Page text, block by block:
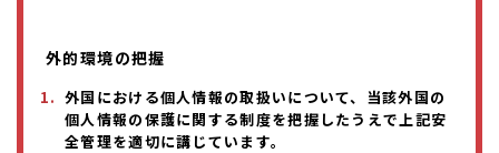
外的環境の把握
外国における個人情報の取扱いについて、当該外国の
個人情報の保護に関する制度を把握したうえで上記安
全管理を適切に講じています。